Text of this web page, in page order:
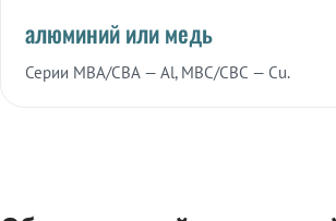
алюминий или медь
Серии МВА/СВА — Al, МВС/СВС — Cu.